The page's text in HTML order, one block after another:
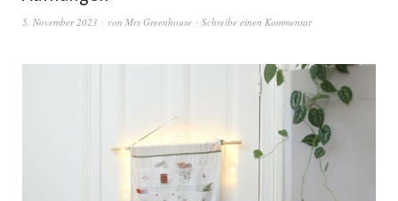
5. November 2023 von Mrs Greenhouse Schreibe einen Kommentar